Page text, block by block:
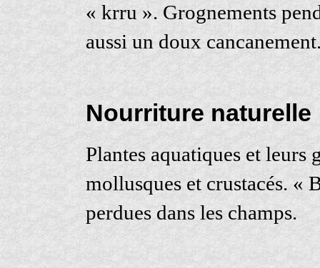
« krru ». Grognements
aussi un doux
Nourriture naturelle
Plantes aquatiques et leurs
mollusques et crustacés. «
perdues dans les champs.